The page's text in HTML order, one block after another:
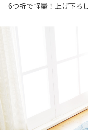
6つ折で軽量！上げ下ろ